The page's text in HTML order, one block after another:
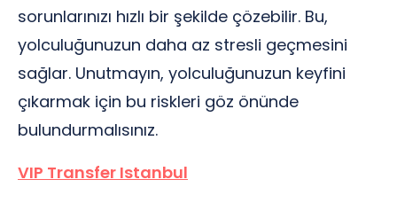
sorunlarınızı hızlı bir şekilde çözebilir. Bu,
yolculuğunuzun daha az stresli geçmesini
sağlar. Unutmayın, yolculuğunuzun keyfini
çıkarmak için bu riskleri göz önünde
bulundurmalısınız.
VIP Transfer Istanbul